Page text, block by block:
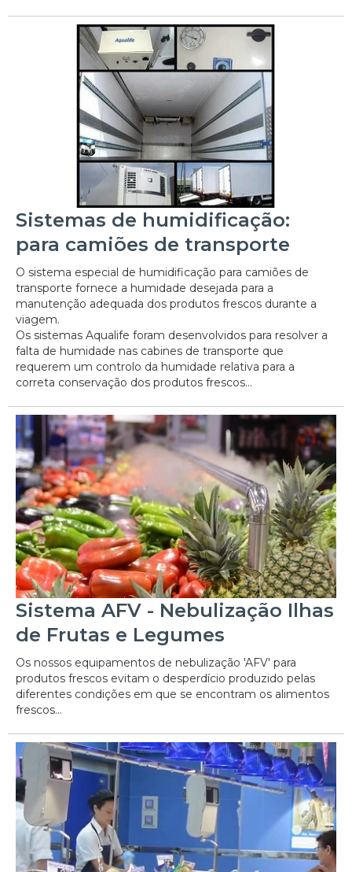
Sistemas de humidificação:
para camiões de transporte
O sistema especial de humidificação para camiões de
transporte fornece a humidade desejada para a
manutenção adequada dos produtos frescos durante a
viagem.
Os sistemas Aqualife foram desenvolvidos para resolver a
falta de humidade nas cabines de transporte que
requerem um controlo da humidade relativa para a
correta conservação dos produtos frescos...
Sistema AFV - Nebulização Ilhas
de Frutas e Legumes
Os nossos equipamentos de nebulização 'AFV' para
produtos frescos evitam o desperdício produzido pelas
diferentes condições em que se encontram os alimentos
frescos...